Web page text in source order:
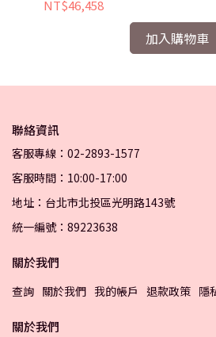
NT$46,458
加入購物車
聯絡資訊
客服專線：02-2893-1577
客服時間：10:00-17:00
地址：台北市北投區光明路143號
統一編號：89223638
關於我們
查詢 關於我們 我的帳戶 退款政策 隱
關於我們